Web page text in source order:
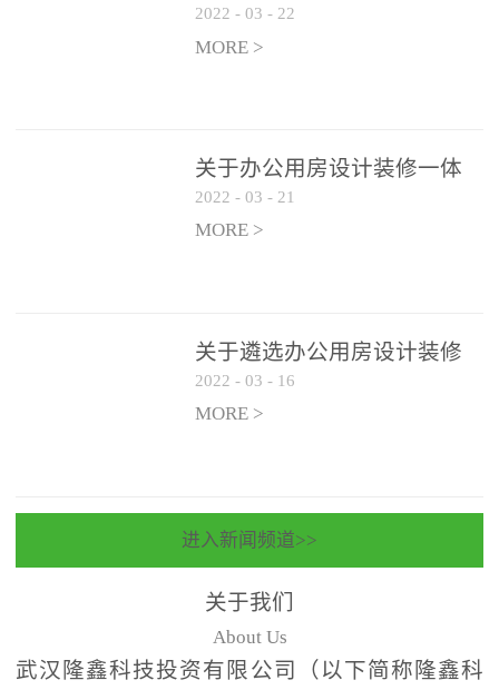
招聘实施方案
2022 - 03 - 22
MORE >
关于办公用房设计装修一体
化项目 跟踪审计和监理单位
遴选结果的公告
2022 - 03 - 21
MORE >
关于遴选办公用房设计装修
一体化项目 跟踪审计和监理
单位的公告
2022 - 03 - 16
MORE >
进入新闻频道>>
关于我们
About Us
武汉隆鑫科技投资有限公司（以下简称隆鑫科